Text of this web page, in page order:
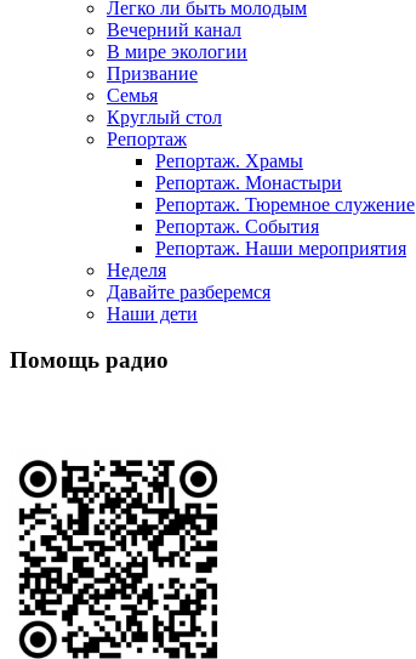
Легко ли быть молодым
Вечерний канал
В мире экологии
Призвание
Семья
Круглый стол
Репортаж
Репортаж. Храмы
Репортаж. Монастыри
Репортаж. Тюремное служение
Репортаж. События
Репортаж. Наши мероприятия
Неделя
Давайте разберемся
Наши дети
Помощь радио